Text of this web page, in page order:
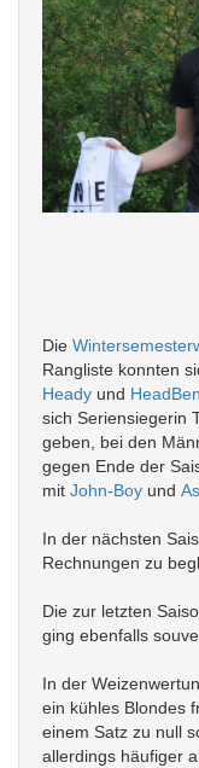
Die
Rangliste konnten
Heady und HeadBen
sich Seriensiegerin
geben, bei den
gegen Ende der
mit John-Boy und
In der nächsten
Rechnungen zu
Die zur letzten
ging ebenfalls
In der
ein kühles Blondes
einem Satz zu null
allerdings häufiger